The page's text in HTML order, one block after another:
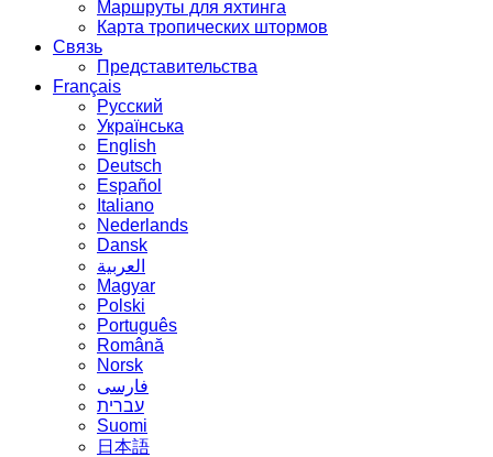
Маршруты для яхтинга
Карта тропических штормов
Связь
Представительства
Français
Русский
Українська
English
Deutsch
Español
Italiano
Nederlands
Dansk
العربية
Magyar
Polski
Português
Română
Norsk
فارسی
עברית
Suomi
日本語